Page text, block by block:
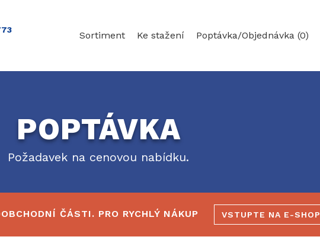
Sortiment Ke stažení Poptávka/Objednávka (0)
POPTÁVKA
Požadavek na cenovou nabídku.
ČÁSTI. PRO RYCHLÝ NÁKUP VSTUPTE NA E-SHOP